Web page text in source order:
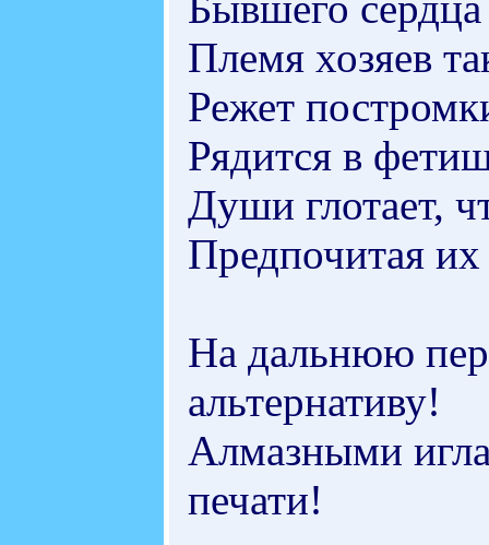
Племя хозяев
Режет
Рядится в
Души глотает,
Предпочитая их
На дальнюю
альтернативу!
Алмазными
печати!